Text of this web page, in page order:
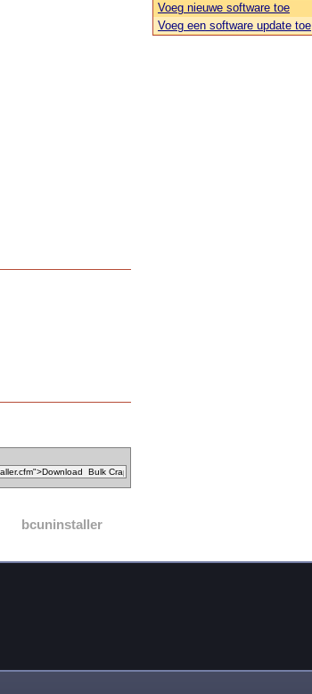
bcuninstaller
Voeg nieuwe software toe
Voeg een software update toe